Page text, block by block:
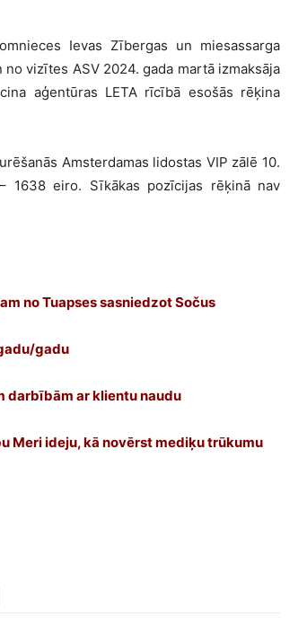
Ievas Zībergas un miesassarga
vizītes ASV 2024. gada martā izmaksāja
aģentūras LETA rīcībā esošās rēķina
Amsterdamas lidostas VIP zālē 10.
1638 eiro. Sīkākas pozīcijas rēķinā nav
no Tuapses sasniedzot Sočus
gadu
darbībām ar klientu naudu
Meri ideju, kā novērst mediķu trūkumu